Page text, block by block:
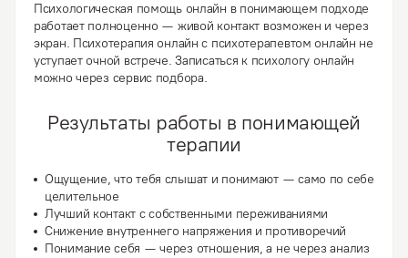
Психологическая помощь онлайн в понимающем подходе
работает полноценно — живой контакт возможен и через
экран. Психотерапия онлайн с психотерапевтом онлайн не
уступает очной встрече. Записаться к психологу онлайн
можно через сервис подбора.
Результаты работы в понимающей
терапии
Ощущение, что тебя слышат и понимают — само по себе
целительное
Лучший контакт с собственными переживаниями
Снижение внутреннего напряжения и противоречий
Понимание себя — через отношения, а не через анализ